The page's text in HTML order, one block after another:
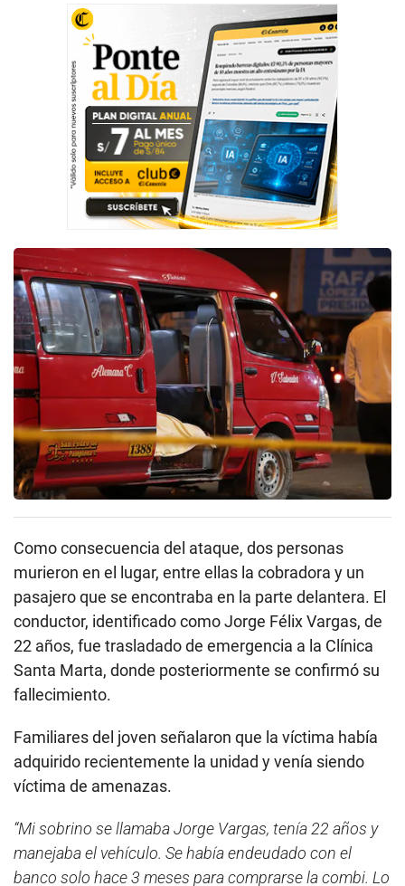
Como consecuencia del ataque, dos personas
murieron en el lugar, entre ellas la cobradora y un
pasajero que se encontraba en la parte delantera. El
conductor, identificado como Jorge Félix Vargas, de
22 años, fue trasladado de emergencia a la Clínica
Santa Marta, donde posteriormente se confirmó su
fallecimiento.
Familiares del joven señalaron que la víctima había
adquirido recientemente la unidad y venía siendo
víctima de amenazas.
“Mi sobrino se llamaba Jorge Vargas, tenía 22 años y
manejaba el vehículo. Se había endeudado con el
banco solo hace 3 meses para comprarse la combi. Lo